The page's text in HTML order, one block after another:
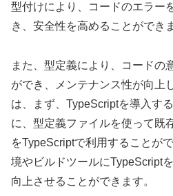
型付けにより、コードのエラー
き、安全性を高めることができ
また、型定義により、コードの
ができ、メンテナンス性が向上
は、まず、TypeScriptを導入す
に、型定義ファイルを使って既
をTypeScriptで利用することが
境やビルドツールにTypeScript
向上させることができます。